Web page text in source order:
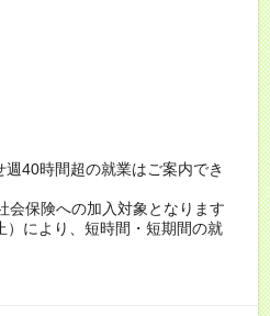
40時間超の就業はご案内でき
保険への加入対象となります
により、短時間・短期間の就